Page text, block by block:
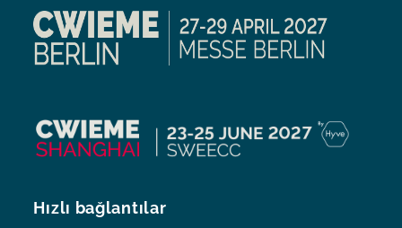
Hızlı bağlantılar